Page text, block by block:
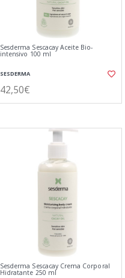
Sesderma Sescacay Aceite Bio-
intensivo 100 ml
SESDERMA
42,50€
Sesderma Sescacay Crema Corporal
Hidratante 250 ml